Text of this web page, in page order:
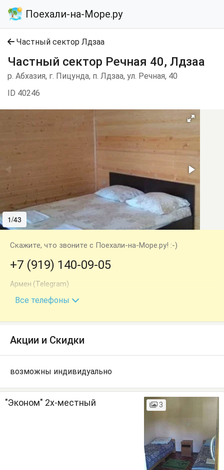
Поехали-на-Море.ру
Частный сектор Лдзаа
Частный сектор Речная 40, Лдзаа
р. Абхазия, г. Пицунда, п. Лдзаа, ул. Речная, 40
ID 40246
1/43
Скажите, что звоните с Поехали-на-Море.ру! :-)
+7 (919) 140-09-05
Армен (Telegram)
+7 (940) 712-64-08
Все телефоны
Акции и Скидки
возможны индивидуально
"Эконом" 2х-местный 3